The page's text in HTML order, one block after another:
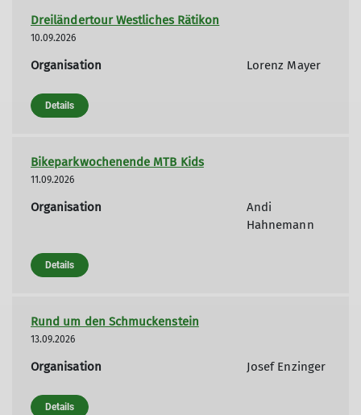
Dreiländertour Westliches Rätikon
10.09.2026
Organisation Lorenz Mayer
Details
Bikeparkwochenende MTB Kids
11.09.2026
Organisation
Andi
Hahnemann
Details
Rund um den Schmuckenstein
13.09.2026
Organisation Josef Enzinger
Details